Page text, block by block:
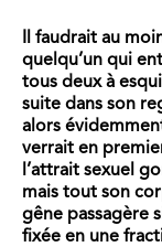
Il faudrait au
quelqu’un qui
tous deux à
suite dans son
alors
verrait en
l’attrait sexuel
mais tout son
gêne passagère
fixée en une